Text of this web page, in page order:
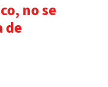
no se
de